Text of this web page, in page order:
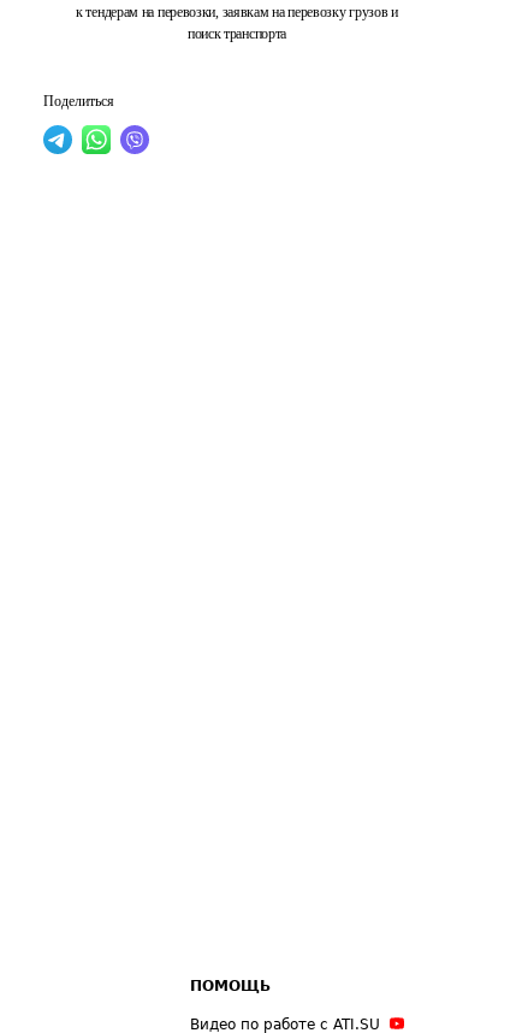
к тендерам на перевозки, заявкам на перевозку грузов и
поиск транспорта
Поделиться
ПОМОЩЬ
Видео по работе с ATI.SU